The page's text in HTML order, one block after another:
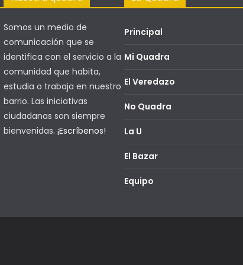
Somos un medio de
comunicación que se
identifica con el servicio a la
comunidad que habita,
estudia o trabaja en nuestro
barrio. Las iniciativas
ciudadanas son siempre
bienvenidas. ¡Escríbenos!
Principal
Mi Quadra
El Veredazo
No Quadra
La U
El Bazar
Equipo